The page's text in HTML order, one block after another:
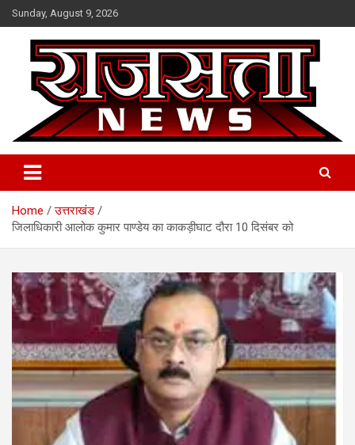
Skip
to
content
Sunday, August 9, 2026
Raj Satta News
Home
उत्तराखंड
जिलाधिकारी आलोक कुमार पाण्डेय का काकड़ीघाट दौरा 10 दिसंबर को